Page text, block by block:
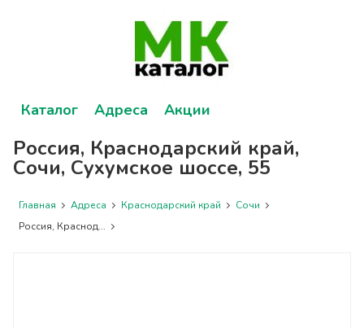
Каталог Адреса Акции
Россия, Краснодарский край,
Сочи, Сухумское шоссе, 55
Главная Адреса Краснодарский край
Сочи
Россия, Краснод...